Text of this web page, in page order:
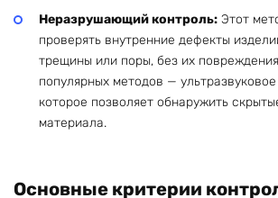
Неразрушающий контроль: Этот
проверять внутренние дефекты
трещины или поры, без их
популярных методов —
которое позволяет обнаружить
материала.
Основные критерии